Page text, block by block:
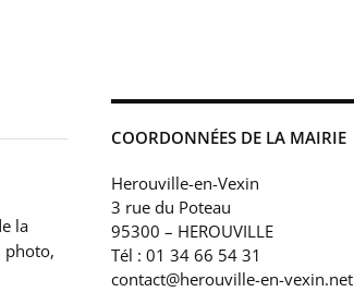
la
photo,
COORDONNÉES DE LA MAIRIE
Herouville-en-Vexin
3 rue du Poteau
95300 – HEROUVILLE
Tél : 01 34 66 54 31
contact@herouville-en-vexin.net